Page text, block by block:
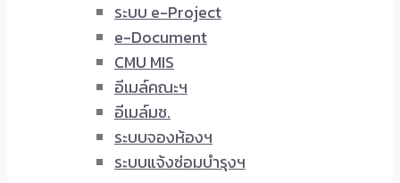
ระบบ e-Project
e-Document
CMU MIS
อีเมล์คณะฯ
อีเมล์มช.
ระบบจองห้องฯ
ระบบแจ้งซ่อมบำรุงฯ